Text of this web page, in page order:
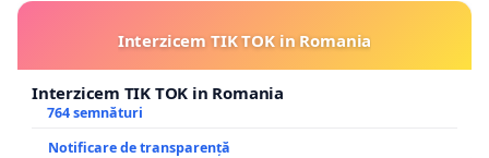
Interzicem TIK TOK in Romania
Interzicem TIK TOK in Romania
764 semnături
Notificare de transparență